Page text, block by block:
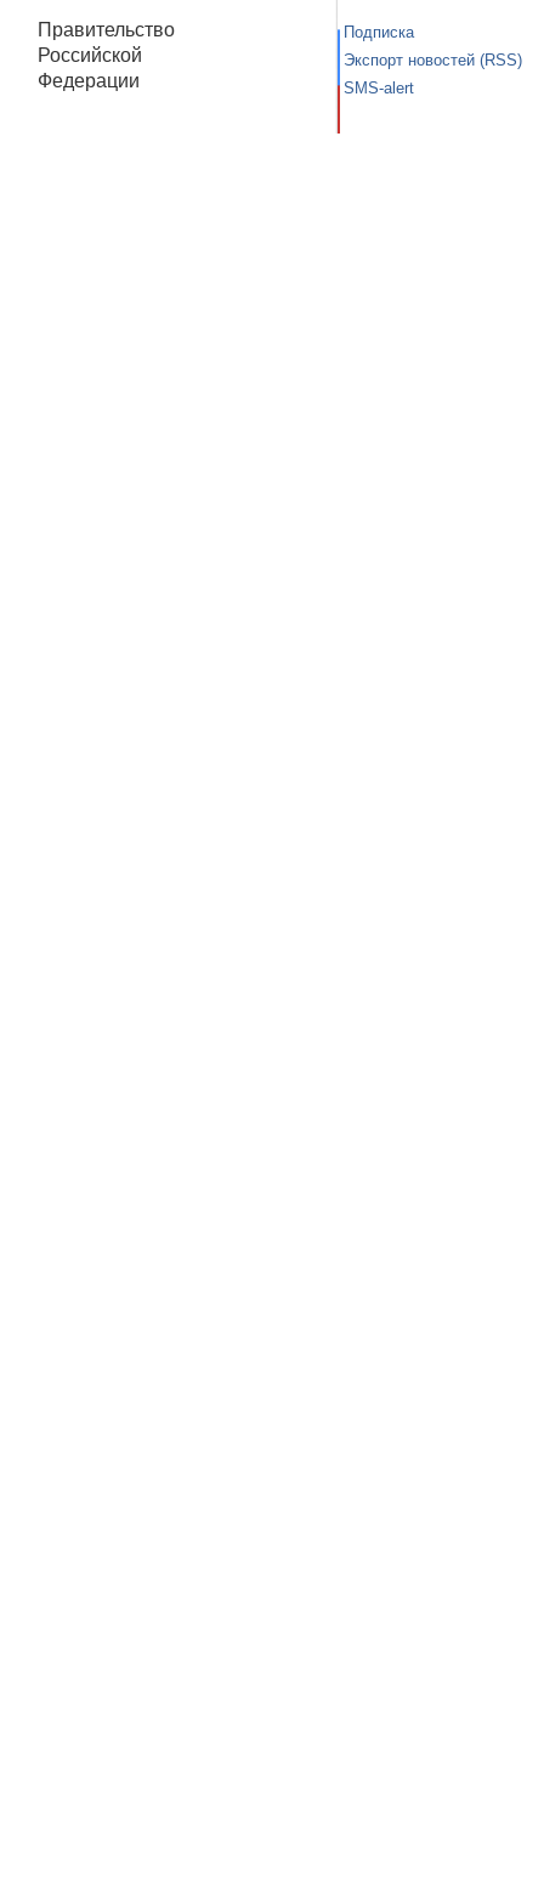
Правительство
Российской
Федерации
Подписка
Экспорт новостей (RSS)
SMS-alert